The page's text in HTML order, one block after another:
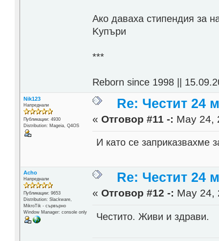
Aко даваха стипендия за
Kупъри
***
Reborn since 1998 ||
Nik123
Напреднали
Публикации: 4930
Distribution: Mageia, Q4OS
Re: Честит 24
« Отговор #11 -: May 24,
И като се заприказвахме
Acho
Напреднали
Публикации: 9653
Distribution: Slackware,
MikroTik - сървърно
Window Manager: console only
Re: Честит 24
« Отговор #12 -: May 24,
Честито. Живи и здрави.